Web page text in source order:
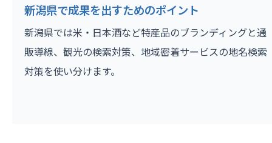
新潟県で成果を出すためのポイント
新潟県では米・日本酒など特産品のブランディングと通
販導線、観光の検索対策、地域密着サービスの地名検索
対策を使い分けます。